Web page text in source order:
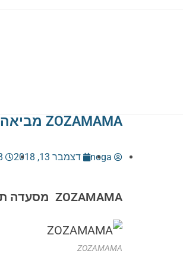
ZOZAMAMA מביאה את תאילנד לחיפה
noga דצמבר 13, 2018
ZOZAMAMA מסעדה תאילנדית בחיפה, משיקה תפריט חורף ומביאה את תאילנד עד אליכם הביתה בשירות משלוחים דרך האתר.
ZOZAMAMA